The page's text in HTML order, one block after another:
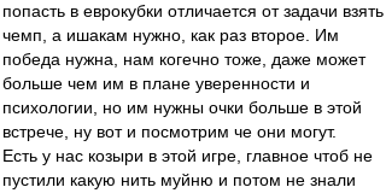
попасть в еврокубки отличается от задачи взять
чемп, а ишакам нужно, как раз второе. Им
победа нужна, нам когечно тоже, даже может
больше чем им в плане уверенности и
психологии, но им нужны очки больше в этой
встрече, ну вот и посмотрим че они могут.
Есть у нас козыри в этой игре, главное чтоб не
пустили какую нить муйню и потом не знали